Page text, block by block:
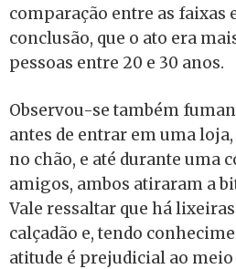
comparação entre as faixas
conclusão, que o ato era
pessoas entre 20 e 30 anos.
Observou-se também
antes de entrar em uma
no chão, e até durante uma
amigos, ambos atiraram a
Vale ressaltar que há
calçadão e, tendo
atitude é prejudicial ao